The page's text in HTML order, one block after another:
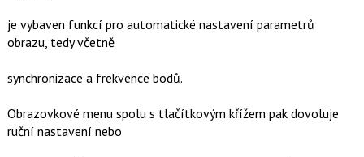
je vybaven funkcí pro automatické nastavení parametrů
obrazu, tedy včetně
synchronizace a frekvence bodů.
Obrazovkové menu spolu s tlačítkovým křížem pak dovoluje
ruční nastavení nebo